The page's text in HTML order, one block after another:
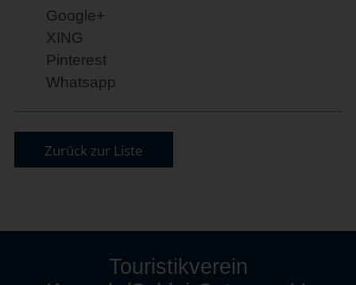
Google+
XING
Pinterest
Whatsapp
Zurück zur Liste
Touristikverein